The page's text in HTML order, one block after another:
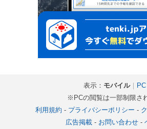
表示： モバイル｜ PC
※PCの閲覧は一部制限さ
利用規約 - プライバシーポリシー -
広告掲載- お問い合わせ-